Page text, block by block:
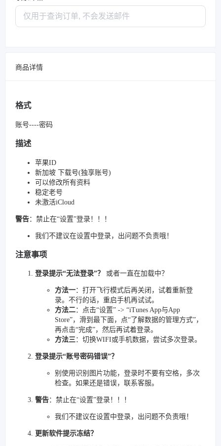
商品详情
格式
账号----密码
描述
苹果ID
新加坡 下载号(独享账号)
可以修改所有资料
稳定老号
未激活iCloud
警告：禁止在“设置”登录！！！
我们不建议在设置中登录，出问题不负责哦！
注意事项
登录提示“无法登录”？ 或者一直在加载中？
方法一：打开飞行模式后再关闭，试着重新登
录。不行的话，重启手机再试试。
方法二：点击“设置” -> “iTunes App与App
Store”，滑到最下面，点“了解数据的管理方式”，
再点击“完成”，然后再试着登录。
方法三：切换WIFI或手机数据，尝试多次登录。
登录提示“账号密码错误”？
别使用识别图片功能，登录时不要有空格，多次
检查。如果还是错误，联系客服。
警告：禁止在“设置”登录！！！
我们不建议在设置中登录，出问题不负责哦！
更新软件提示冻结？